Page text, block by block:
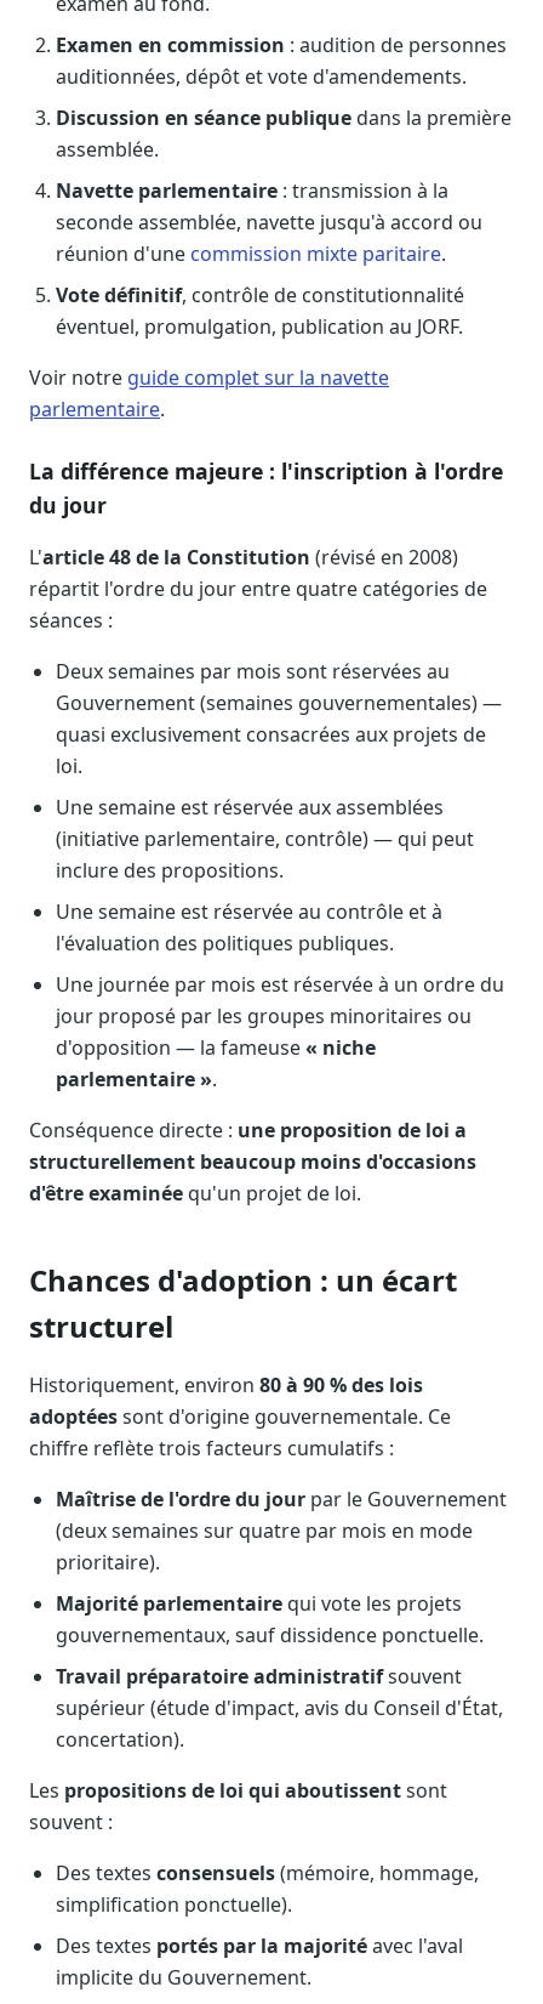
Examen en commission : audition de personnes
auditionnées, dépôt et vote d'amendements.
Discussion en séance publiquedans la première
assemblée.
Navette parlementaire : transmission à la
seconde assemblée, navette jusqu'à accord ou
réunion d'une commission mixte paritaire.
Vote définitif, contrôle de constitutionnalité
éventuel, promulgation, publication au JORF.
Voir notre guide complet sur la navette
parlementaire.
La différence majeure : l'inscription à l'ordre
du jour
L'article 48 de la Constitution (révisé en 2008)
répartit l'ordre du jour entre quatre catégories de
séances :
Deux semaines par mois sont réservées au
Gouvernement (semaines gouvernementales) —
quasi exclusivement consacrées aux projets de
loi.
Une semaine est réservée aux assemblées
(initiative parlementaire, contrôle) — qui peut
inclure des propositions.
Une semaine est réservée au contrôle et à
l'évaluation des politiques publiques.
Une journée par mois est réservée à un ordre du
jour proposé par les groupes minoritaires ou
d'opposition — la fameuse« niche
parlementaire ».
Conséquence directe : une proposition de loi a
structurellement beaucoup moins d'occasions
d'être examinéequ'un projet de loi.
Chances d'adoption : un écart
structurel
Historiquement, environ 80 à 90 % des lois
adoptéessont d'origine gouvernementale. Ce
chiffre reflète trois facteurs cumulatifs :
Maîtrise de l'ordre du jour par le Gouvernement
(deux semaines sur quatre par mois en mode
prioritaire).
Majorité parlementairequi vote les projets
gouvernementaux, sauf dissidence ponctuelle.
Travail préparatoire administratifsouvent
supérieur (étude d'impact, avis du Conseil d'État,
concertation).
Les propositions de loi qui aboutissentsont
souvent :
Des textesconsensuels(mémoire, hommage,
simplification ponctuelle).
Des textes portés par la majoritéavec l'aval
implicite du Gouvernement.